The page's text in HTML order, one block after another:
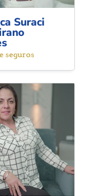
Suraci
seguros